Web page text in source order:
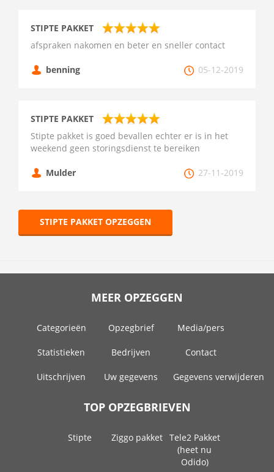
STIPTE PAKKET
afspraken nakomen en beter en sneller contact
benning 05-12-2019
STIPTE PAKKET
Stipte pakket is goed bevallen echter er is in het
weekend geen storingsdienst te bereiken
Mulder 27-11-2019
STIPTE PAKKET OPZEGGEN
MEER OPZEGGEN
Categorieën Opzegbrief Media/pers
Statistieken Bedrijven Contact
Uitschrijven Uw gegevens Gegevens verwijderen
TOP OPZEGBRIEVEN
Stipte Ziggo pakket Tele2 Pakket
(heet nu
Odido)